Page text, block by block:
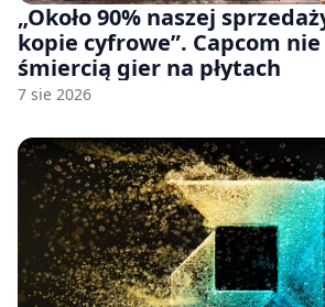
„Około 90% naszej
kopie cyfrowe”. Capcom
śmiercią gier na płytach
7 sie 2026